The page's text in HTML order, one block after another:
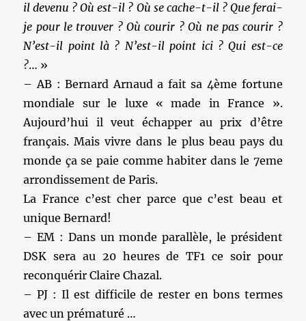
il devenu ? Où est-il ? Où se cache-t-il ? Que ferai-
je pour le trouver ? Où courir ? Où ne pas courir ?
N’est-il point là ? N’est-il point ici ? Qui est-ce
?… »
– AB : Bernard Arnaud a fait sa 4ème fortune
mondiale sur le luxe « made in France ».
Aujourd’hui il veut échapper au prix d’être
français. Mais vivre dans le plus beau pays du
monde ça se paie comme habiter dans le 7eme
arrondissement de Paris.
La France c’est cher parce que c’est beau et
unique Bernard!
– EM : Dans un monde parallèle, le président
DSK sera au 20 heures de TF1 ce soir pour
reconquérir Claire Chazal.
– PJ : Il est difficile de rester en bons termes
avec un prématuré …